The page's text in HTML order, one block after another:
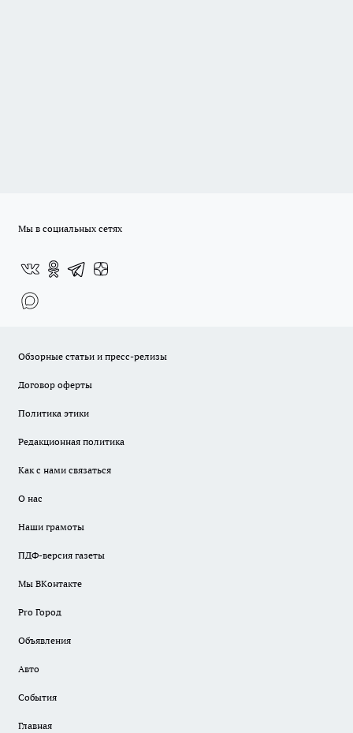
Мы в социальных сетях
Обзорные статьи и пресс-релизы
Договор оферты
Политика этики
Редакционная политика
Как с нами связаться
О нас
Наши грамоты
ПДФ-версия газеты
Мы ВКонтакте
Pro Город
Объявления
Авто
События
Главная